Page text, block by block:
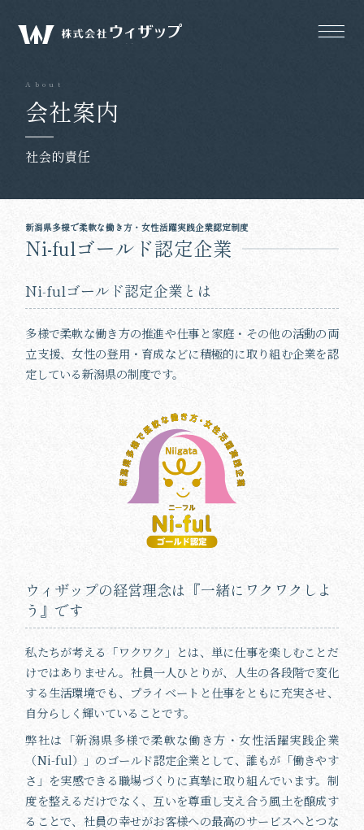
社会的責任
会社案内
Ni-fulゴールド認定企業
新潟県多様で柔軟な働き方・女性活躍実践企業認定制度
Ni-fulゴールド認定企業とは
多様で柔軟な働き方の推進や仕事と家庭・その他の活動の両
立支援、女性の登用・育成などに積極的に取り組む企業を認
定している新潟県の制度です。
ウィザップの経営理念は『一緒にワクワクしよ
う』です
私たちが考える「ワクワク」とは、単に仕事を楽しむことだ
けではありません。社員一人ひとりが、人生の各段階で変化
する生活環境でも、プライベートと仕事をともに充実させ、
自分らしく輝いていることです。
弊社は「新潟県多様で柔軟な働き方・女性活躍実践企業
（Ni-ful）」のゴールド認定企業として、誰もが「働きやす
さ」を実感できる職場づくりに真摯に取り組んでいます。制
度を整えるだけでなく、互いを尊重し支え合う風土を醸成す
ることで、社員の幸せがお客様への最高のサービスへとつな